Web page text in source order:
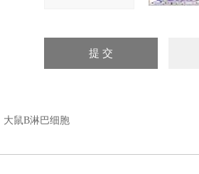
大鼠B淋巴细胞